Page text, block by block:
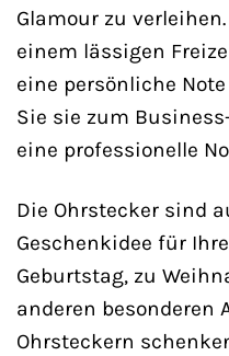
Glamour zu
einem lässigen
eine persönliche
Sie sie zum
eine professionelle
Die Ohrstecker sind
Geschenkidee für
Geburtstag, zu
anderen besonderen
Ohrsteckern